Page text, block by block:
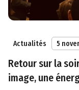
Actualités 5
Retour sur la
image, une